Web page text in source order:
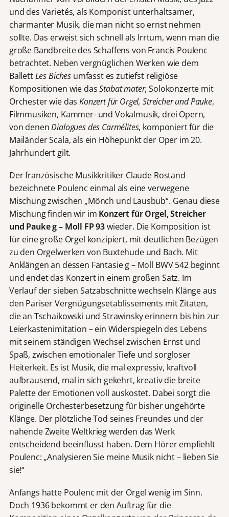
und des Varietés, als Komponist unterhaltsamer,
charmanter Musik, die man nicht so ernst nehmen
sollte. Das erweist sich schnell als Irrtum, wenn man die
große Bandbreite des Schaffens von Francis Poulenc
betrachtet. Neben vergnüglichen Werken wie dem
BallettLes Biches umfasst es zutiefst religiöse
Kompositionen wie dasStabat mater, Solokonzerte mit
Orchester wie dasKonzert für Orgel, Streicher und Pauke,
Filmmusiken, Kammer- und Vokalmusik, drei Opern,
von denenDialogues des Carmélites, komponiert für die
Mailänder Scala, als ein Höhepunkt der Oper im 20.
Jahrhundert gilt.
Der französische Musikkritiker Claude Rostand
bezeichnete Poulenc einmal als eine verwegene
Mischung zwischen „Mönch und Lausbub“. Genau diese
Mischung finden wir im Konzert für Orgel, Streicher
und Pauke g – Moll FP 93wieder. Die Komposition ist
für eine große Orgel konzipiert, mit deutlichen Bezügen
zu den Orgelwerken von Buxtehude und Bach. Mit
Anklängen an dessen Fantasie g – Moll BWV 542 beginnt
und endet das Konzert in einem großen Satz. Im
Verlauf der sieben Satzabschnitte wechseln Klänge aus
den Pariser Vergnügungsetablissements mit Zitaten,
die an Tschaikowski und Strawinsky erinnern bis hin zur
Leierkastenimitation – ein Widerspiegeln des Lebens
mit seinem ständigen Wechsel zwischen Ernst und
Spaß, zwischen emotionaler Tiefe und sorgloser
Heiterkeit. Es ist Musik, die mal expressiv, kraftvoll
aufbrausend, mal in sich gekehrt, kreativ die breite
Palette der Emotionen voll auskostet. Dabei sorgt die
originelle Orchesterbesetzung für bisher ungehörte
Klänge. Der plötzliche Tod seines Freundes und der
nahende Zweite Weltkrieg werden das Werk
entscheidend beeinflusst haben. Dem Hörer empfiehlt
Poulenc: „Analysieren Sie meine Musik nicht – lieben Sie
sie!“
Anfangs hatte Poulenc mit der Orgel wenig im Sinn.
Doch 1936 bekommt er den Auftrag für die